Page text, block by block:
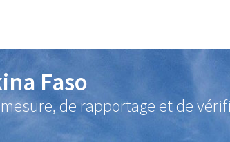
Faso
de rapportage et de